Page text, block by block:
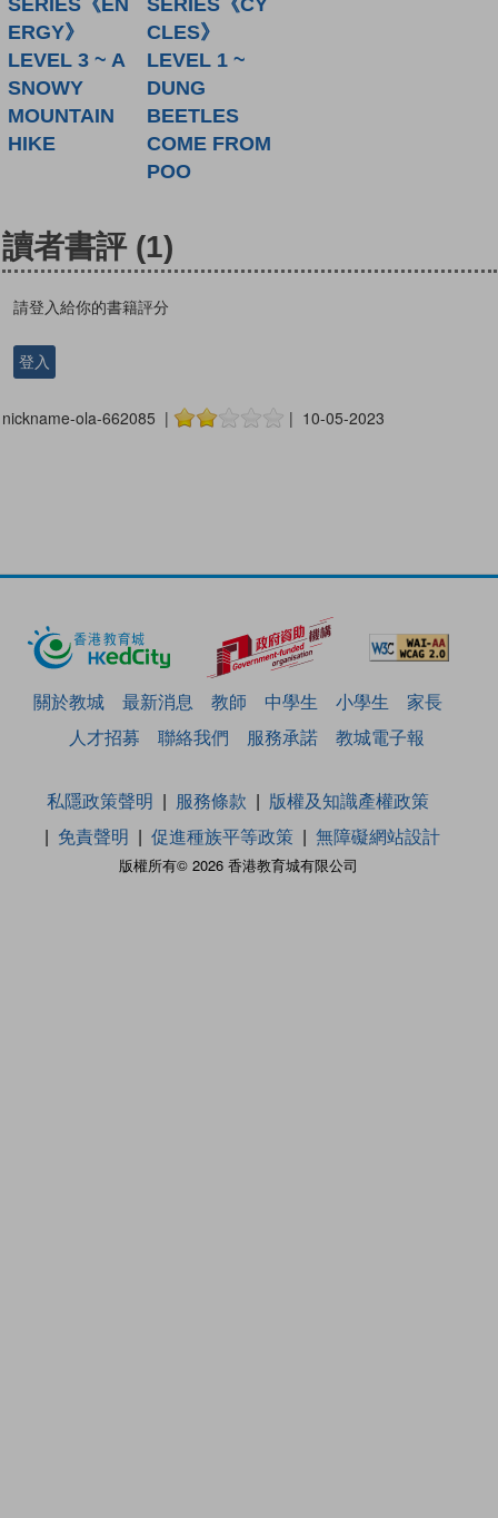
SERIES《EN
ERGY》
LEVEL 3 ~ A
SNOWY
MOUNTAIN
HIKE
SERIES《CY
CLES》
LEVEL 1 ~
DUNG
BEETLES
COME FROM
POO
讀者書評 (1)
請登入給你的書籍評分
登入
nickname-ola-662085 | | 10-05-2023
關於教城 最新消息 教師 中學生 小學生
家長
人才招募
聯絡我們 服務承諾 教城電子報
版權所有© 2026 香港教育城有限公司
私隱政策聲明 服務條款
版權及知識產權政策
免責聲明
促進種族平等政策 無障礙網站設計